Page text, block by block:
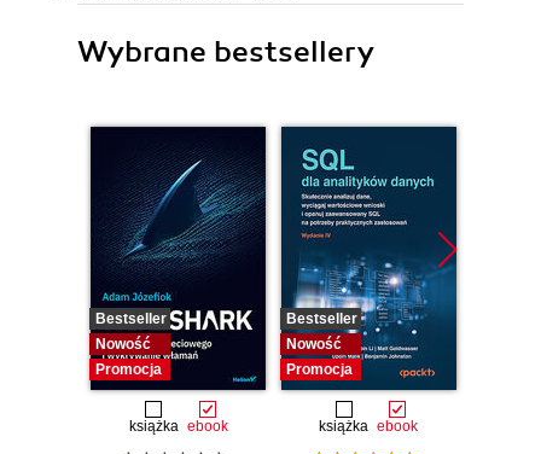
Wybrane bestsellery
Bestseller
Nowość
Promocja
książka ebook
Bestseller
Nowość
Promocja
książka ebook